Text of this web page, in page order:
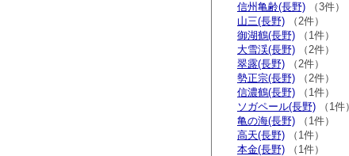
信州亀齢(長野) （3件）
山三(長野) （2件）
御湖鶴(長野) （1件）
大雪渓(長野) （2件）
翠露(長野) （2件）
勢正宗(長野) （2件）
信濃鶴(長野) （1件）
ソガペール(長野) （1件）
亀の海(長野) （1件）
高天(長野) （1件）
本金(長野) （1件）